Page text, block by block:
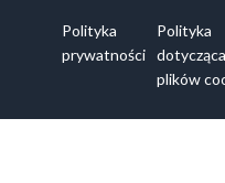
Polityka
prywatności
Polityka
dotycząca
plików